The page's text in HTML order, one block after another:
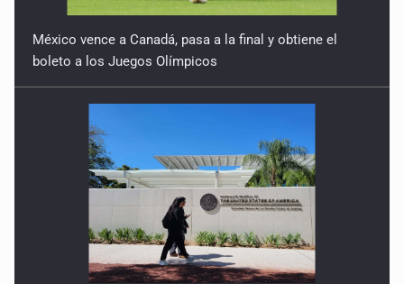
México vence a Canadá, pasa a la final y obtiene el
boleto a los Juegos Olímpicos